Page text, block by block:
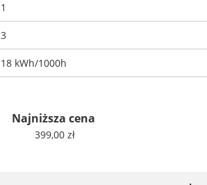
1
3
18 kWh/1000h
Najniższa cena
399,00 zł